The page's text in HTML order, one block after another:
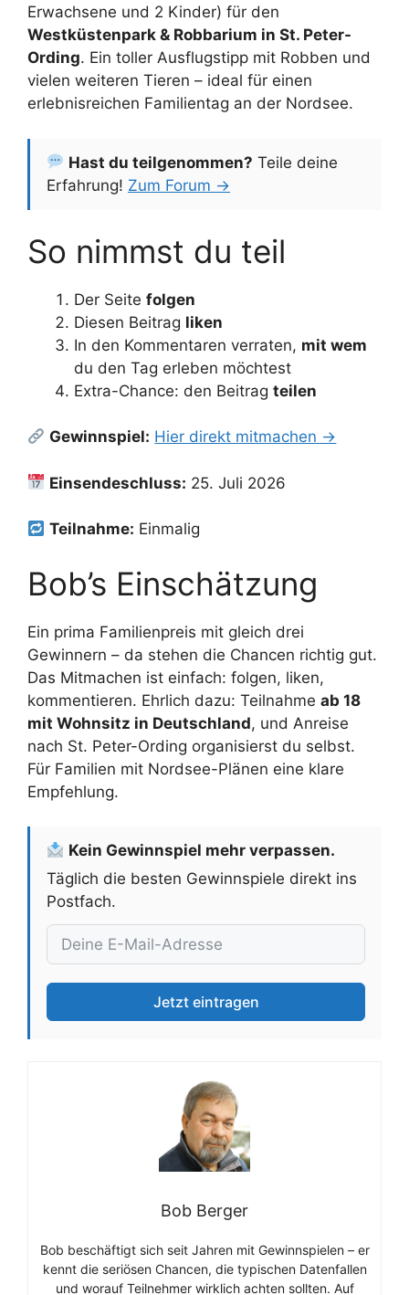
Erwachsene und 2 Kinder) für den
Westküstenpark & Robbarium in St. Peter-
Ording. Ein toller Ausflugstipp mit Robben und
vielen weiteren Tieren – ideal für einen
erlebnisreichen Familientag an der Nordsee.
Hast du teilgenommen? Teile deine
Erfahrung! Zum Forum →
So nimmst du teil
Der Seite folgen
Diesen Beitrag liken
In den Kommentaren verraten, mit wem
du den Tag erleben möchtest
Extra-Chance: den Beitrag teilen
Gewinnspiel: Hier direkt mitmachen →
Einsendeschluss: 25. Juli 2026
Teilnahme: Einmalig
Bob’s Einschätzung
Ein prima Familienpreis mit gleich drei
Gewinnern – da stehen die Chancen richtig gut.
Das Mitmachen ist einfach: folgen, liken,
kommentieren. Ehrlich dazu: Teilnahme ab 18
mit Wohnsitz in Deutschland, und Anreise
nach St. Peter-Ording organisierst du selbst.
Für Familien mit Nordsee-Plänen eine klare
Empfehlung.
Kein Gewinnspiel mehr verpassen.
Täglich die besten Gewinnspiele direkt ins
Postfach.
Jetzt eintragen
Bob Berger
Bob beschäftigt sich seit Jahren mit Gewinnspielen – er
kennt die seriösen Chancen, die typischen Datenfallen
und worauf Teilnehmer wirklich achten sollten. Auf